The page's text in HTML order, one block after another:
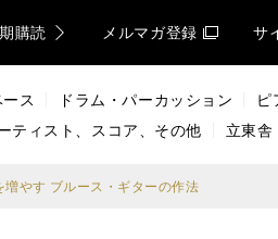
購読 メルマガ登録 サ
ス ドラム・パーカッション
ピ
ティスト、スコア、その他 立東舎
やす ブルース・ギターの作法